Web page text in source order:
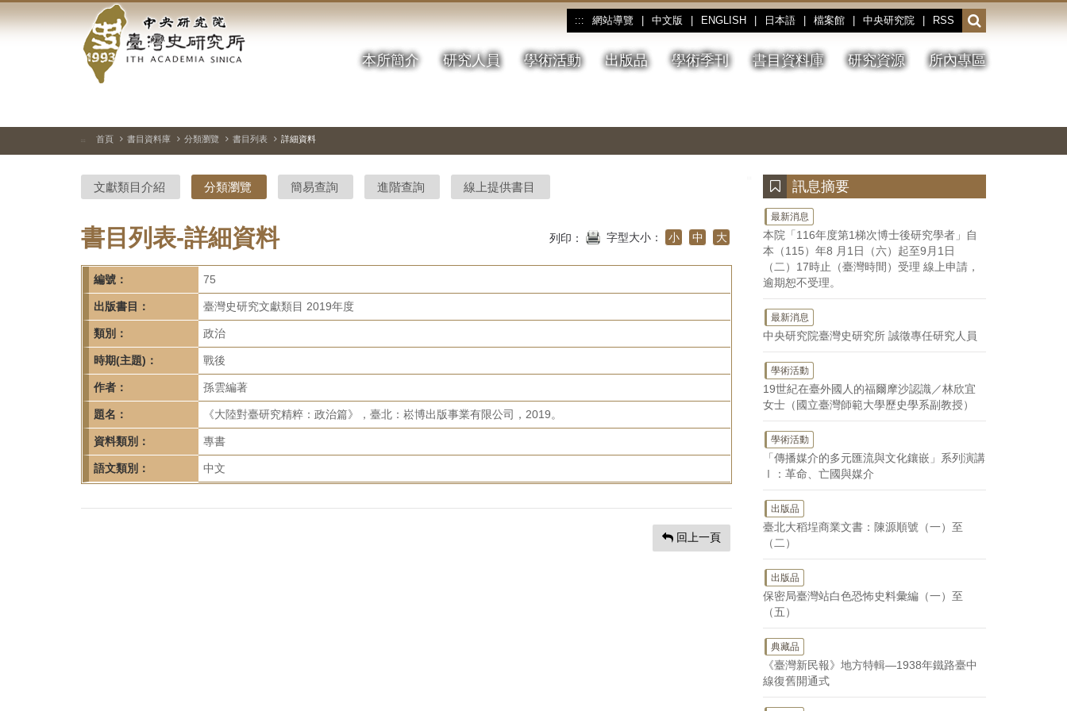
到
中
央
研
院-
臺
灣
史
研
究
所-
首
頁
::: 網站導覽 中文版 ENGLISH 日本語 檔案館 中央研究院 RSS
開
啟
或
收
本所簡介 研究人員 學術活動 出版品 學術季刊 書目資料庫 研究資源 所內專區
停、
圖
圖
結
::: 首頁 書目資料庫 分類瀏覽 書目列表 詳細資料
文獻類目介紹 分類瀏覽 簡易查詢 進階查詢 線上提供書目
書目列表-詳細資料 列印： 字型大小： 小 中 大
編號： 75
出版書目： 臺灣史研究文獻類目 2019年度
類別： 政治
時期(主題)： 戰後
作者： 孫雲編著
題名： 《大陸對臺研究精粹：政治篇》，臺北：崧博出版事業有限公司，2019。
資料類別： 專書
語文類別： 中文
回上一頁
訊息摘要
最新消息
本院「116年度第1梯次博士後研究學者」自
本（115）年8 月1日（六）起至9月1日
（二）17時止（臺灣時間）受理 線上申請，
逾期恕不受理。
最新消息
中央研究院臺灣史研究所 誠徵專任研究人員
學術活動
19世紀在臺外國人的福爾摩沙認識／林欣宜
女士（國立臺灣師範大學歷史學系副教授）
學術活動
「傳播媒介的多元匯流與文化鑲嵌」系列演講
Ⅰ：革命、亡國與媒介
出版品
臺北大稻埕商業文書：陳源順號（一）至
（二）
出版品
保密局臺灣站白色恐怖史料彙編（一）至
（五）
典藏品
《臺灣新民報》地方特輯—1938年鐵路臺中
線復舊開通式